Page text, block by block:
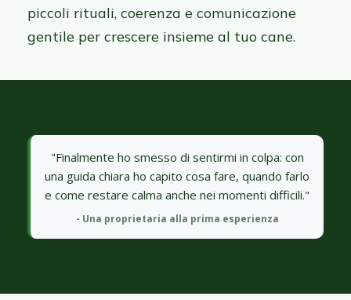
piccoli rituali, coerenza e comunicazione
gentile per crescere insieme al tuo cane.
"Finalmente ho smesso di sentirmi in colpa: con
una guida chiara ho capito cosa fare, quando farlo
e come restare calma anche nei momenti difficili."
- Una proprietaria alla prima esperienza